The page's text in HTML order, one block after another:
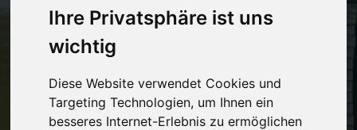
Ihre Privatsphäre ist uns
wichtig
Diese Website verwendet Cookies und
Targeting Technologien, um Ihnen ein
besseres Internet-Erlebnis zu ermöglichen
Retouren-
Management?